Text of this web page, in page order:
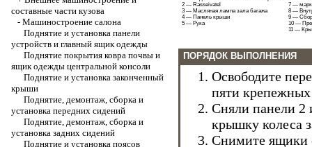
составные части кузова
- Машиностроение салона
Поднятие и установка панели
устройств и главный ящик одежды
Поднятие покрытия ковра почвы и
ящик одежды центральной консоли
Поднятие и установка законченный
крыши
Поднятие, демонтаж, сборка и
установка передних сидений
Поднятие, демонтаж, сборка и
установка задних сидений
Поднятие и установка поясов
2 — Rasseivatel
3 — Масляная лампа зала багажа
4 — Панель крыши
5 — Рука
7 —
8 —
9 —
10 —
11 —
ПОРЯДОК ВЫПОЛНЕНИЯ
Освободите
пяти
Сняли панели 2
крышку колеса
Снимите ящики